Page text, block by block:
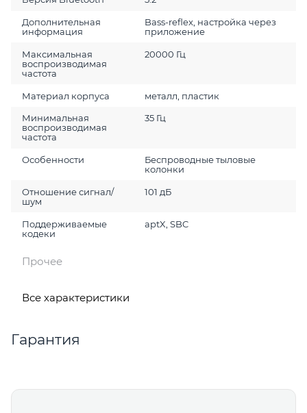
Дополнительная
информация
Bass-reflex, настройка через
приложение
Максимальная
воспроизводимая
частота
20000 Гц
Материал корпуса металл, пластик
Минимальная
воспроизводимая
частота
35 Гц
Особенности
Беспроводные тыловые
колонки
Отношение сигнал/
шум
101 дБ
Поддерживаемые
кодеки
aptX, SBC
Прочее
Все характеристики
Гарантия